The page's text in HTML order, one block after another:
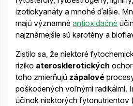
izotiokyanáty a mnohé ďalšie.
majú významné antioxidačné
najznámejšie sú karotény a
Zistilo sa, že niektoré
riziko aterosklerotických
toho zmierňujú zápalové
poškodených voľnými radikálmi.
účinok niektorých fytonutrientov